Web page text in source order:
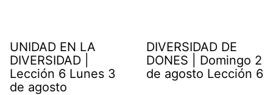
UNIDAD EN LA
DIVERSIDAD |
Lección 6 Lunes 3
de agosto
DIVERSIDAD DE
DONES | Domingo 2
de agosto Lección 6